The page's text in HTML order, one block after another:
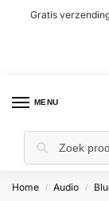
Gratis
MENU
Home / Audio /